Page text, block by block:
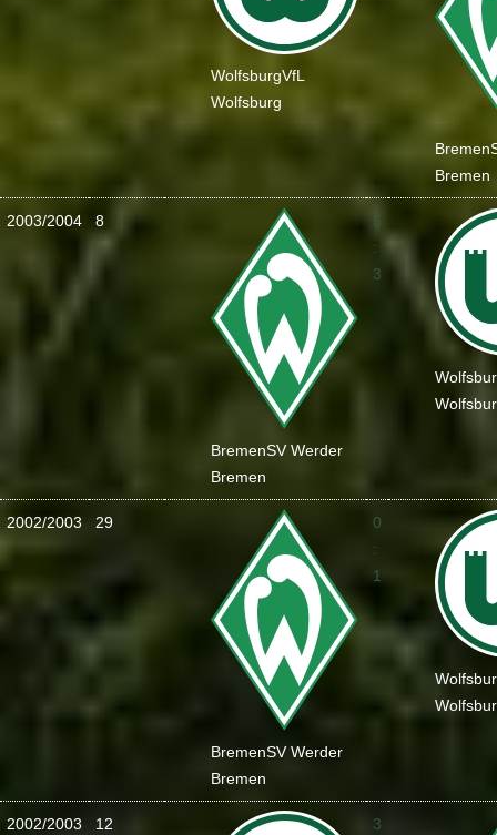
WolfsburgVfL
Wolfsburg
Bremen
Bremen
2003/2004 8
BremenSV Werder
Bremen
5
:
3
2002/2003 29
BremenSV Werder
Bremen
0
:
1
2002/2003 12 3